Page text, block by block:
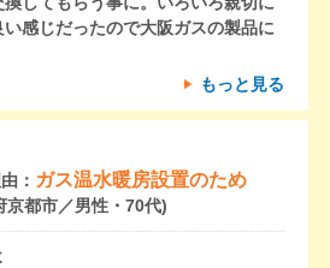
感じだったので大阪ガスの製品に
もっと見る
： ガス温水暖房設置のため
京都市／男性・70代)